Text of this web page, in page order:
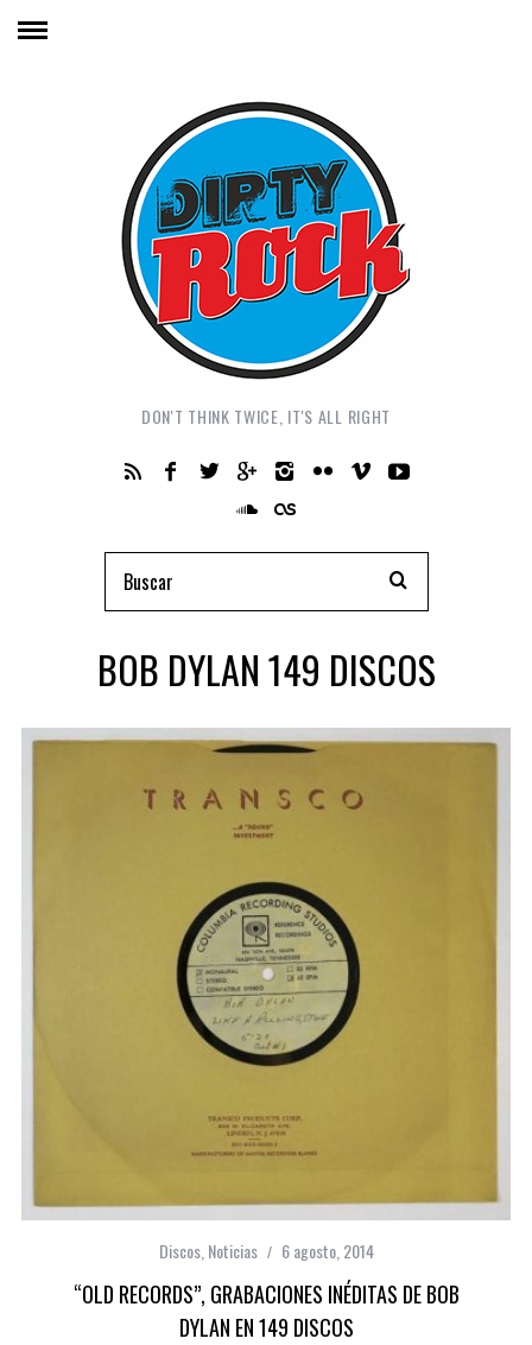
DON'T THINK TWICE, IT'S ALL RIGHT
BOB DYLAN 149 DISCOS
Discos,Noticias 6 agosto, 2014
“OLD RECORDS”, GRABACIONES INÉDITAS DE BOB
DYLAN EN 149 DISCOS